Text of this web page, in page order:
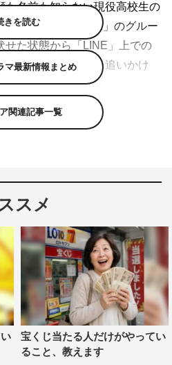
も名前も知らない現役高校生の
ョンアプリ「LINE」のグルー
せた状態から「LINE」上での
、恋に落ちるまでを追いかけ
ョー”。
ンバーとして「LINE」ネー
で「LINE」のグループに入
を行った。
」という質問に対して、女子高
この質問重要。言い過ぎた
冷静に分析し、スタジオの
と感心。しかし、その直後に
に相反する投稿をしたことか
叫び声をあげた。
きを読む
マ最新情報まとめ
関連記事一覧
スメ
宝くじ当たる人だけがやってい
ること、教えます